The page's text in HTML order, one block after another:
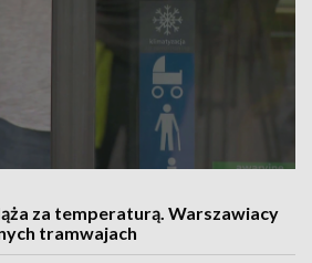
za temperaturą. Warszawiacy
tramwajach